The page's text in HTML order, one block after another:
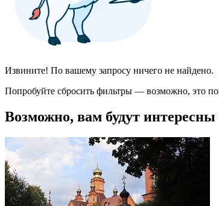
Извините! По вашему запросу ничего не найдено.
Попробуйте сбросить фильтры — возможно, это
Возможно, вам будут